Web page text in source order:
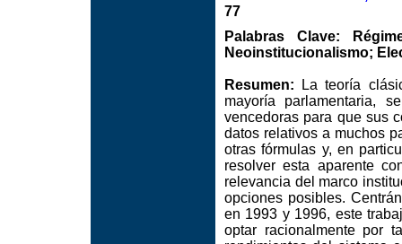
77
Palabras Clave:
Neoinstitucionalismo;
Resumen: La teoría
mayoría parlamentaria,
vencedoras para que sus
datos relativos a muchos
otras fórmulas y, en
resolver esta aparente
relevancia del marco
opciones posibles.
en 1993 y 1996, este
optar racionalmente por